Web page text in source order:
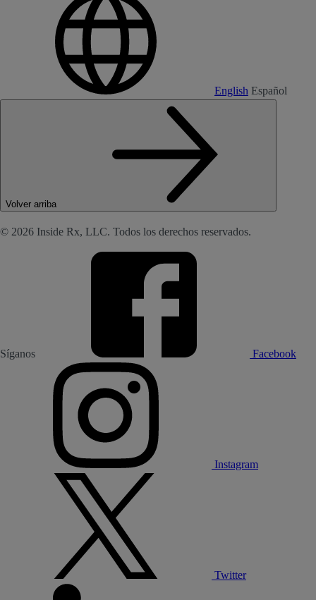
English Español
Volver arriba
© 2026 Inside Rx, LLC. Todos los derechos reservados.
Síganos Facebook
Instagram
Twitter